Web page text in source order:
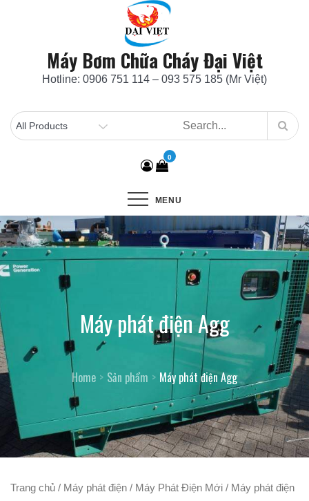
Máy Bơm Chữa Cháy Đại Việt
Hotline: 0906 751 114 – 093 575 185 (Mr Việt)
0
MENU
Máy phát điện Agg
Home Sản phẩm Máy phát điện Agg
Trang chủ / Máy phát điện / Máy Phát Điện Mới / Máy phát điện